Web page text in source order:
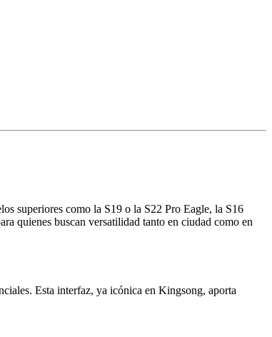
superiores como la S19 o la S22 Pro Eagle, la S16
quienes buscan versatilidad tanto en ciudad como en
Esta interfaz, ya icónica en Kingsong, aporta